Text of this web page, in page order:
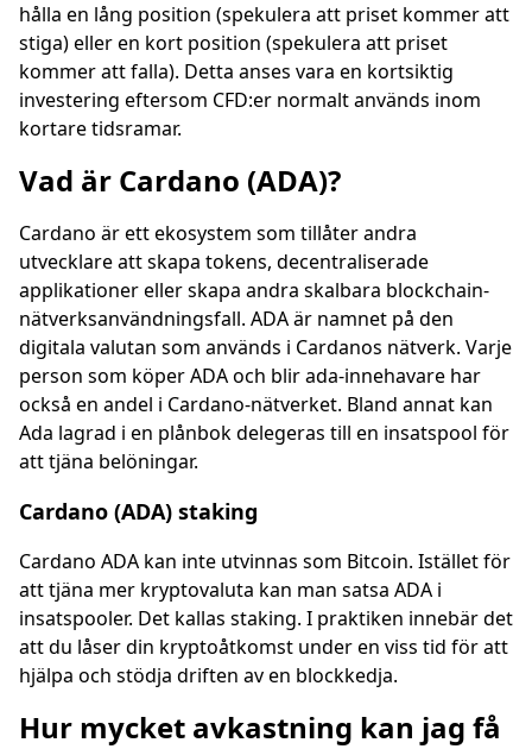
hålla en lång position (spekulera att priset kommer att
stiga) eller en kort position (spekulera att priset
kommer att falla). Detta anses vara en kortsiktig
investering eftersom CFD:er normalt används inom
kortare tidsramar.
Vad är Cardano (ADA)?
Cardano är ett ekosystem som tillåter andra
utvecklare att skapa tokens, decentraliserade
applikationer eller skapa andra skalbara blockchain-
nätverksanvändningsfall. ADA är namnet på den
digitala valutan som används i Cardanos nätverk. Varje
person som köper ADA och blir ada-innehavare har
också en andel i Cardano-nätverket. Bland annat kan
Ada lagrad i en plånbok delegeras till en insatspool för
att tjäna belöningar.
Cardano (ADA) staking
Cardano ADA kan inte utvinnas som Bitcoin. Istället för
att tjäna mer kryptovaluta kan man satsa ADA i
insatspooler. Det kallas staking. I praktiken innebär det
att du låser din kryptoåtkomst under en viss tid för att
hjälpa och stödja driften av en blockkedja.
Hur mycket avkastning kan jag få